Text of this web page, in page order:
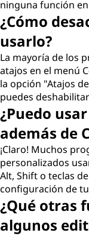
ninguna función
¿Cómo
usarlo?
La mayoría de los
atajos en el menú
la opción "Atajos
puedes
¿Puedo
además de
¡Claro! Muchos
personalizados
Alt, Shift o teclas
configuración de
¿Qué otras
algunos